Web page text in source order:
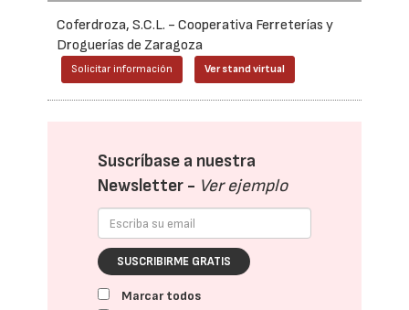
Coferdroza, S.C.L. - Cooperativa Ferreterías y
Droguerías de Zaragoza
Solicitar información Ver stand virtual
Suscríbase a nuestra
Newsletter - Ver ejemplo
SUSCRIBIRME GRATIS
Marcar todos